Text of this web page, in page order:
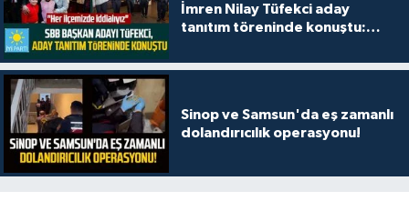
İmren Nilay Tüfekci aday
tanıtım töreninde konuştu:
Sinop ve Samsun'da eş zamanlı
dolandırıcılık operasyonu!